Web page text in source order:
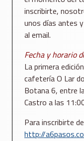
inscribirte,
unos días antes
al email.
Fecha y horario
La primera
cafetería O Lar
Botana 6, entre
Castro a las
Para inscribirte
http://